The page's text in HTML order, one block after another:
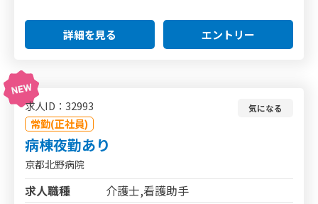
詳細を見る エントリー
求人ID：32993
常勤(正社員)
気になる
病棟夜勤あり
京都北野病院
求人職種
介護士,看護助手